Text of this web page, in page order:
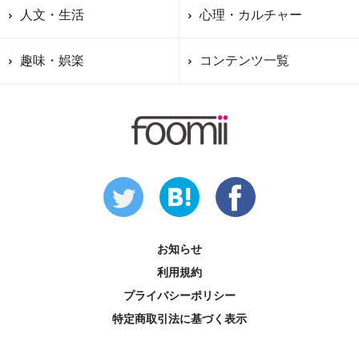
人文・生活 心理・カルチャー
趣味・娯楽 コンテンツ一覧
お知らせ
利用規約
プライバシーポリシー
特定商取引法に基づく表示